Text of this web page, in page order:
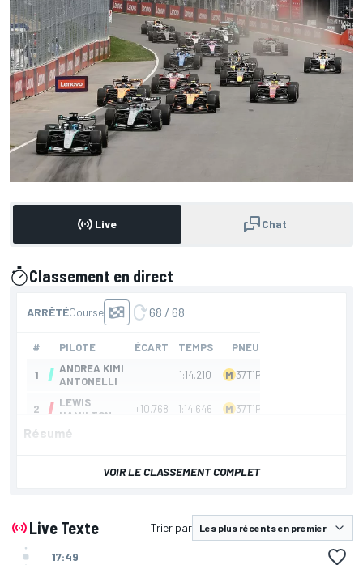
Live Chat
Classement en direct
Résumé
VOIR LE CLASSEMENT COMPLET
Live Texte Trier par
17:49